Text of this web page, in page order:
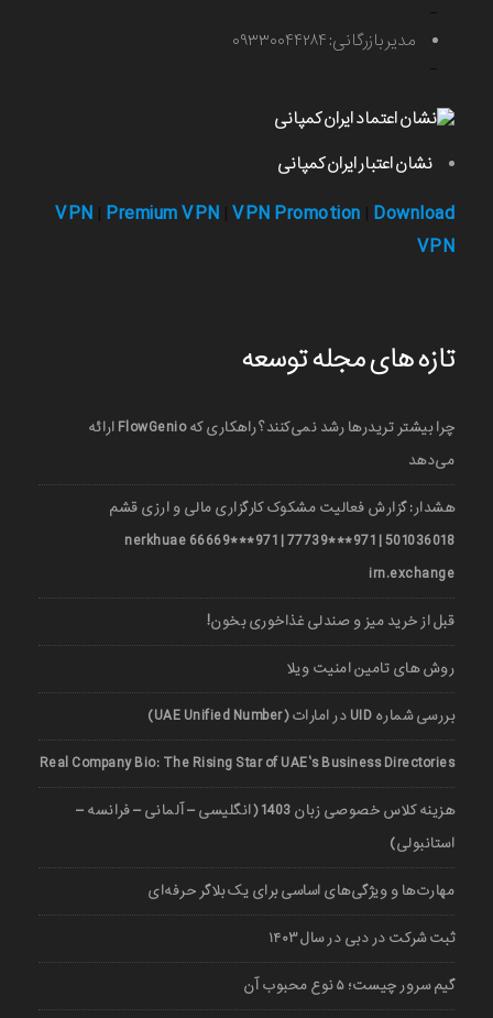
مدیر بازرگانی: ۰۹۳۳۰۰۴۴۲۸۴
نشان اعتبار ایران کمپانی
VPN Premium VPN VPN Promotion Download
VPN
تازه های مجله توسعه
چرا بیشتر تریدرها رشد نمی‌کنند؟ راهکاری که FlowGenio ارائه
می‌دهد
هشدار: گزارش فعالیت مشکوک کارگزاری مالی و ارزی قشم
501036018 | 971***77739 | 971***66669 nerkhuae
irn.exchange
قبل از خرید میز و صندلی غذاخوری بخون!
روش های تامین امنیت ویلا
بررسی شماره UID در امارات (UAE Unified Number)
Real Company Bio: The Rising Star of UAE’s Business Directories
هزینه کلاس خصوصی زبان 1403 (انگلیسی – آلمانی – فرانسه –
استانبولی)
مهارت‌ها و ویژگی‌های اساسی برای یک بلاگر حرفه‌ای
ثبت شرکت در دبی در سال ۱۴۰۳
گیم سرور چیست؛ ۵ نوع محبوب آن